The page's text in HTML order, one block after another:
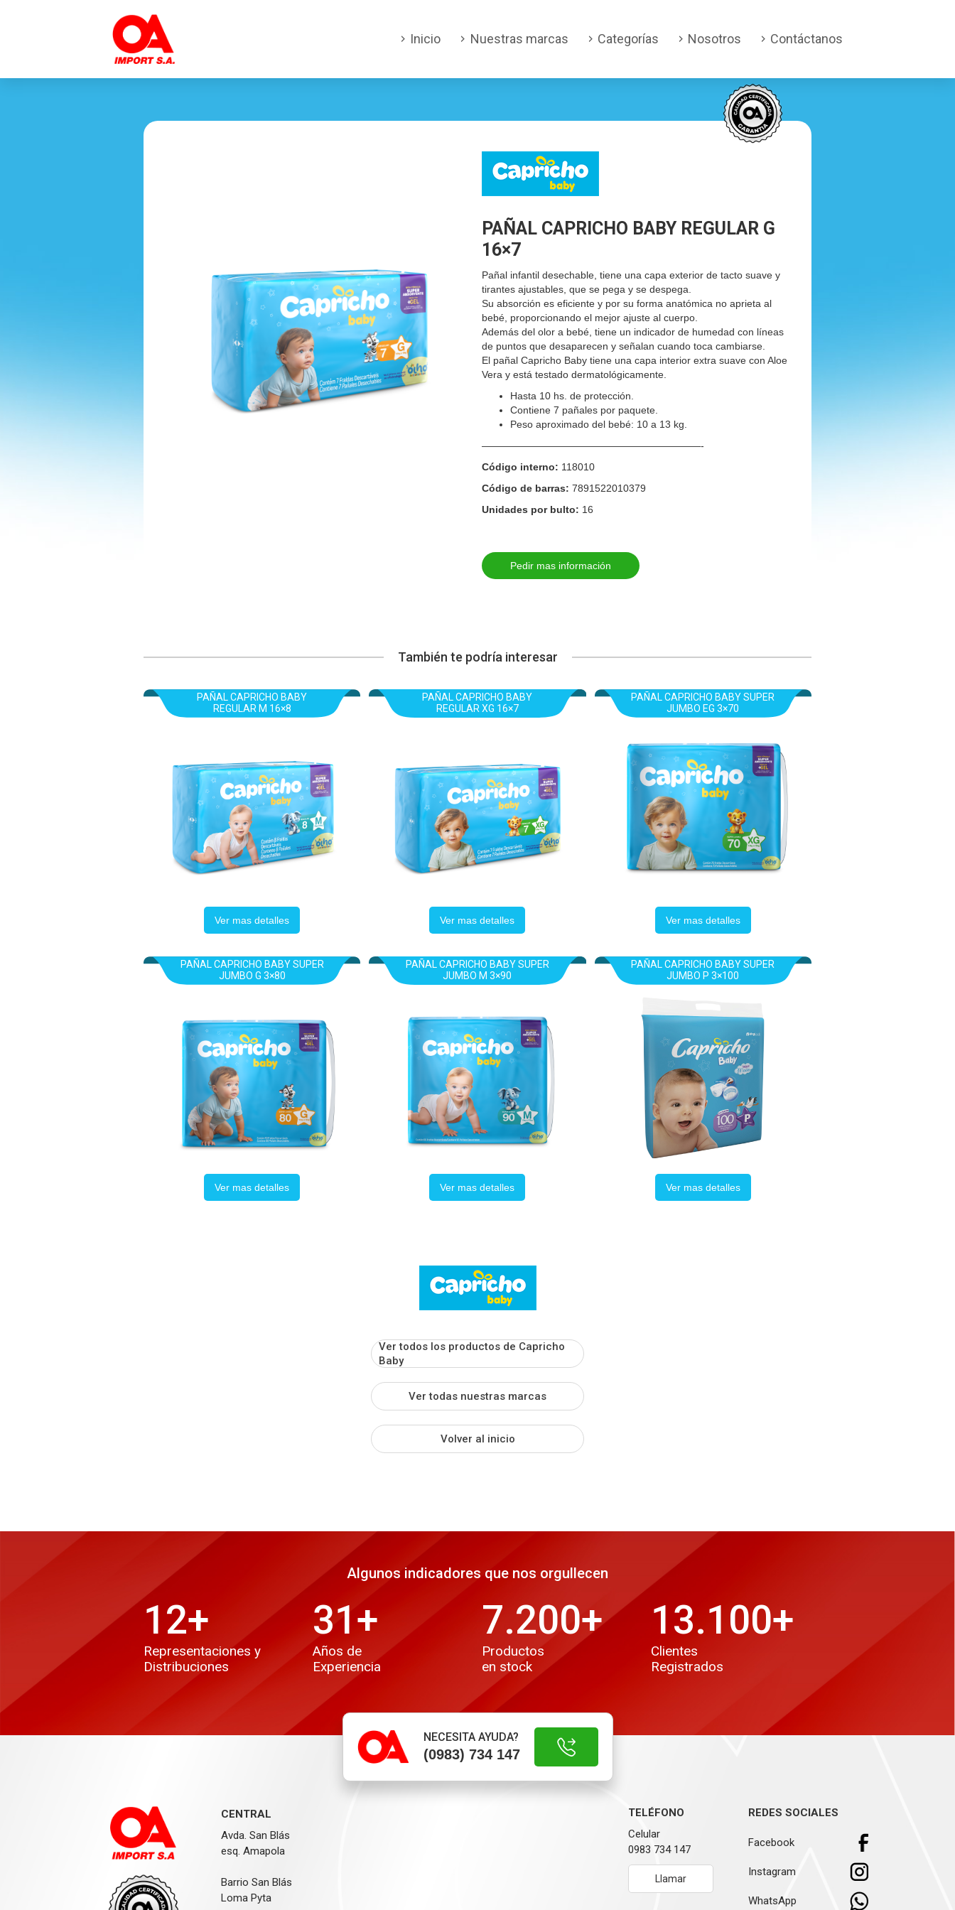
Inicio Nuestras marcas Categorías Nosotros Contáctanos
PAÑAL CAPRICHO BABY REGULAR G
16×7
Pañal infantil desechable, tiene una capa exterior de tacto suave y
tirantes ajustables, que se pega y se despega.
Su absorción es eficiente y por su forma anatómica no aprieta al
bebé, proporcionando el mejor ajuste al cuerpo.
Además del olor a bebé, tiene un indicador de humedad con líneas
de puntos que desaparecen y señalan cuando toca cambiarse.
El pañal Capricho Baby tiene una capa interior extra suave con Aloe
Vera y está testado dermatológicamente.
Hasta 10 hs. de protección.
Contiene 7 pañales por paquete.
Peso aproximado del bebé: 10 a 13 kg.
——————————————————————-
Código interno: 118010
Código de barras: 7891522010379
Unidades por bulto: 16
Pedir mas información
También te podría interesar
PAÑAL CAPRICHO BABY
REGULAR M 16×8
Ver mas detalles
PAÑAL CAPRICHO BABY
REGULAR XG 16×7
Ver mas detalles
PAÑAL CAPRICHO BABY SUPER
JUMBO EG 3×70
Ver mas detalles
PAÑAL CAPRICHO BABY SUPER
JUMBO G 3×80
Ver mas detalles
PAÑAL CAPRICHO BABY SUPER
JUMBO M 3×90
Ver mas detalles
PAÑAL CAPRICHO BABY SUPER
JUMBO P 3×100
Ver mas detalles
Ver todos los productos de Capricho
Baby
Ver todas nuestras marcas
Volver al inicio
Algunos indicadores que nos orgullecen
12+
Representaciones y
Distribuciones
31+
Años de
Experiencia
7.200+
Productos
en stock
13.100+
Clientes
Registrados
NECESITA AYUDA?
(0983) 734 147
CENTRAL
Avda. San Blás
esq. Amapola
Barrio San Blás
Loma Pyta
TELÉFONO
Celular
0983 734 147
Llamar
REDES SOCIALES
Facebook
Instagram
WhatsApp